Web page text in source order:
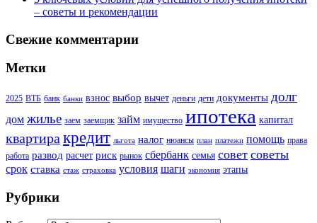
– советы и рекомендации
Свежие комментарии
Метки
2025 ВТБ банк банки взнос выбор вычет деньги дети документы долг
дом жилье заем заемщик займ имущество ипотека капитал
квартира кредит льгота налог нюансы план платежи помощь права
работа развод расчет риск рынок сбербанк семья совет советы
срок ставка стаж страховка условия шаги экономия этапы
Рубрики